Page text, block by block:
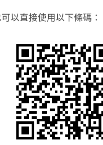
以直接使用以下條碼：